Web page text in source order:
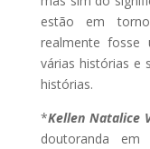
estão em
realmente fosse
várias histórias e
histórias.
*Kellen Natalice
doutoranda em